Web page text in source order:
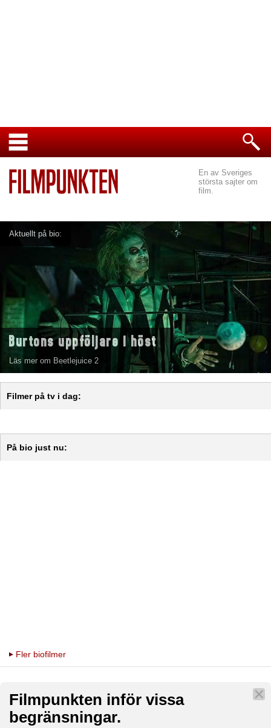
En av Sveriges
största sajter om
film.
Aktuellt på bio:
Burtons uppföljare i höst
Läs mer om Beetlejuice 2
Filmer på tv i dag:
På bio just nu:
Fler biofilmer
Filmpunkten inför vissa
begränsningar.